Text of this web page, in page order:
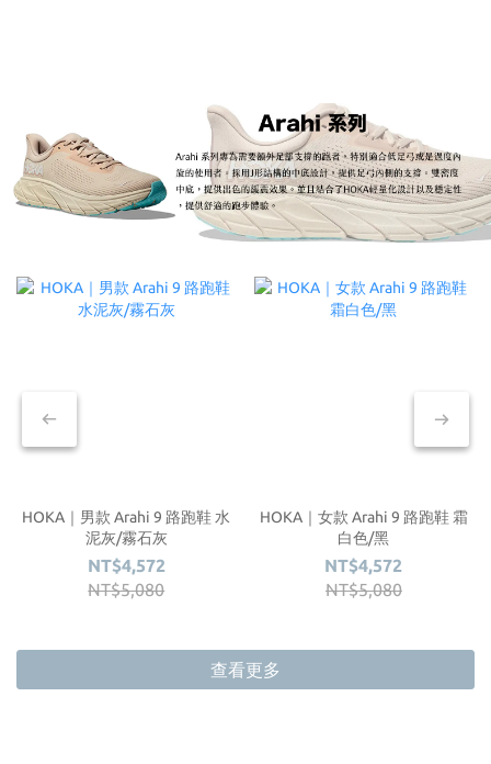
HOKA｜男款 Arahi 9 路跑鞋 水
泥灰/霧石灰
NT$4,572
NT$5,080
HOKA｜女款 Arahi 9 路跑鞋 霜
白色/黑
NT$4,572
NT$5,080
查看更多